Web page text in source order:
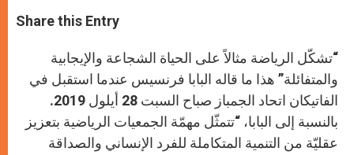
t
s
s
e
g
e
r
e
b
k
r
Share this Entry
“تشكّل الرياضة مثالاً على الحياة الشجاعة والإيجابية
والمتفائلة” هذا ما قاله البابا فرنسيس عندما استقبل في
الفاتيكان اتحاد الجمباز صباح السبت 28 أيلول 2019.
بالنسبة إلى البابا، “تتمثّل مهمّة الجمعيات الرياضية بتعزيز
عقليّة من التنمية المتكاملة للفرد الإنساني والصداقة